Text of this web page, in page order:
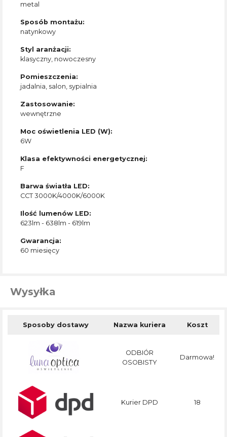
metal
Sposób montażu:
natynkowy
Styl aranżacji:
klasyczny, nowoczesny
Pomieszczenia:
jadalnia, salon, sypialnia
Zastosowanie:
wewnętrzne
Moc oświetlenia LED (W):
6W
Klasa efektywności energetycznej:
F
Barwa światła LED:
CCT 3000K/4000K/6000K
Ilość lumenów LED:
623lm - 638lm - 619lm
Gwarancja:
60 miesięcy
Wysyłka
Sposoby dostawy Nazwa kuriera Koszt
ODBIÓR
OSOBISTY
Darmowa!
Kurier DPD 18